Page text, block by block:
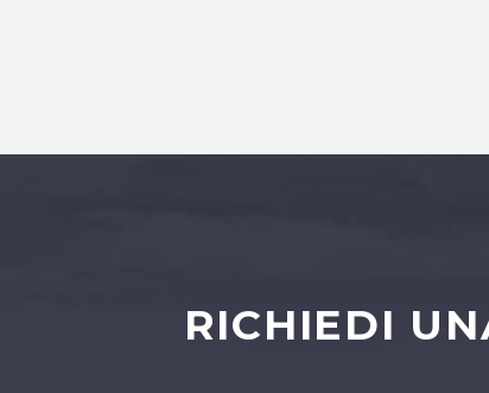
RICHIEDI